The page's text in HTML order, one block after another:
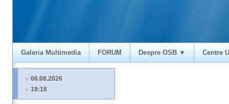
Galeria Multimedia FORUM Despre OSB ▼ Centre
06.08.2026
19:18